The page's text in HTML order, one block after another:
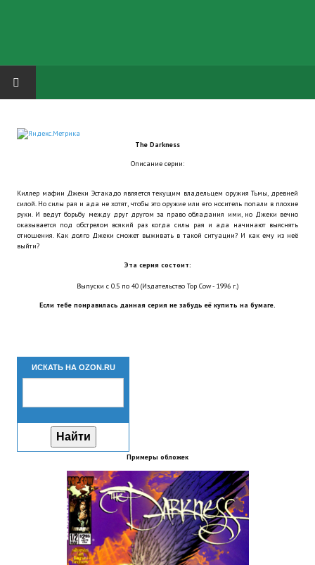
Русская биржа
Теневой кардинал для Обливиона
Aliens vs Predator 2 (Русские субтитры)
Моды группы
Kitana HGEC
Apella CBBE SSE BodySlide (with Physics)
Apella 2.0 CBBE SSE BodySlide (with Physics)
Kitana CBBE SSE BodySlide (with Physics)
Nekomimi
The Darkness
Описание серии:
Киллер мафии Джеки Эстакадо является текущим владельцем оружия Тьмы, древней
силой. Но силы рая и ада не хотят, чтобы это оружие или его носитель попали в плохие
руки. И ведут борьбу между друг другом за право обладания ими, но Джеки вечно
оказывается под обстрелом всякий раз когда силы рая и ада начинают выяснять
отношения. Как долго Джеки сможет выживать в такой ситуации? И как ему из неё
выйти?
Эта серия состоит:
Выпуски с 0.5 по 40 (Издательство Top Cow - 1996 г.)
Если тебе понравилась данная серия не забудь её купить на бумаге.
ИСКАТЬ НА OZON.RU
Примеры обложек